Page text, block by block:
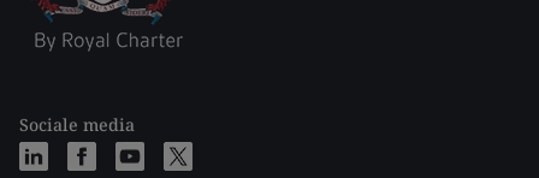
Sociale media